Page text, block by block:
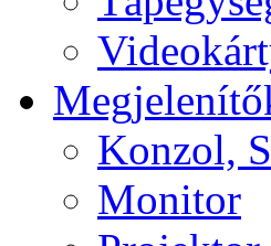
Konzol,
Monitor